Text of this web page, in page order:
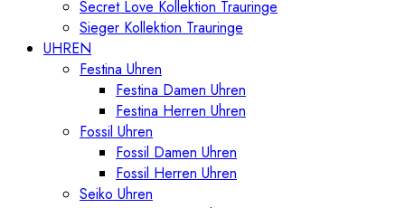
Secret Love Kollektion Trauringe
Sieger Kollektion Trauringe
UHREN
Festina Uhren
Festina Damen Uhren
Festina Herren Uhren
Fossil Uhren
Fossil Damen Uhren
Fossil Herren Uhren
Seiko Uhren